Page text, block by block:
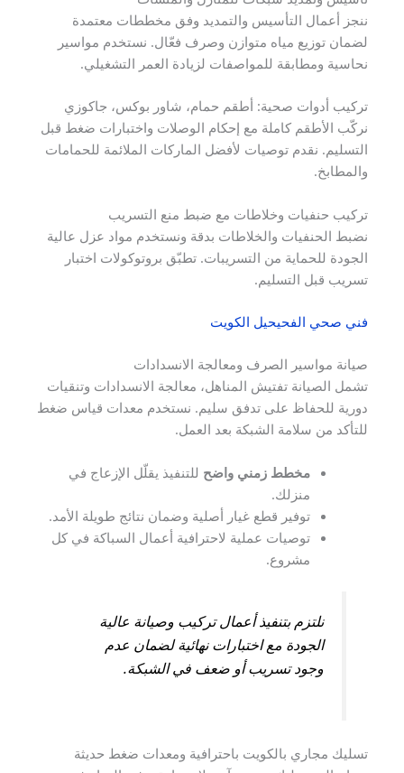
ننجز أعمال التأسيس والتمديد وفق مخططات معتمدة
لضمان توزيع مياه متوازن وصرف فعّال. نستخدم مواسير
نحاسية ومطابقة للمواصفات لزيادة العمر التشغيلي.
تركيب أدوات صحية: أطقم حمام، شاور بوكس، جاكوزي
نركّب الأطقم كاملة مع إحكام الوصلات واختبارات ضغط قبل
التسليم. نقدم توصيات لأفضل الماركات الملائمة للحمامات
والمطابخ.
تركيب حنفيات وخلاطات مع ضبط منع التسريب
نضبط الحنفيات والخلاطات بدقة ونستخدم مواد عزل عالية
الجودة للحماية من التسريبات. تطبّق بروتوكولات اختبار
تسريب قبل التسليم.
فني صحي الفحيحيل الكويت
صيانة مواسير الصرف ومعالجة الانسدادات
تشمل الصيانة تفتيش المناهل، معالجة الانسدادات وتنقيات
دورية للحفاظ على تدفق سليم. نستخدم معدات قياس ضغط
للتأكد من سلامة الشبكة بعد العمل.
مخطط زمني واضح للتنفيذ يقلّل الإزعاج في
منزلك.
توفير قطع غيار أصلية وضمان نتائج طويلة الأمد.
توصيات عملية لاحترافية أعمال السباكة في كل
مشروع.
نلتزم بتنفيذ أعمال تركيب وصيانة عالية
الجودة مع اختبارات نهائية لضمان عدم
وجود تسريب أو ضعف في الشبكة.
تسليك مجاري بالكويت باحترافية ومعدات ضغط حديثة